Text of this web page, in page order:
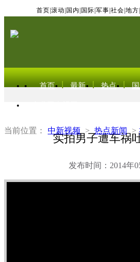
首页 滚动 国内 国际 军事 社会 地方
首页 最新 热点
当前位置： 中新视频 > 热点新闻 >
实拍男子遭车祸
发布时间：2014年